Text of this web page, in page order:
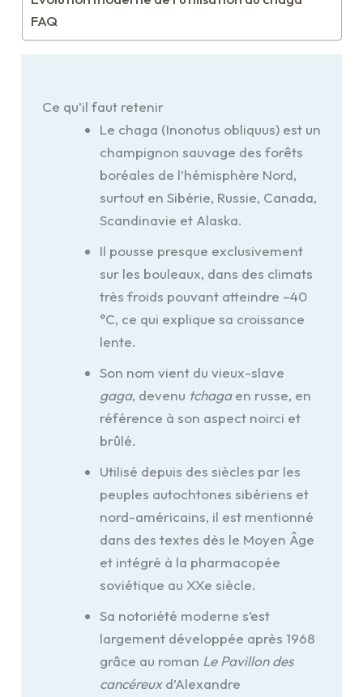
FAQ
Ce qu’il faut retenir
Le chaga (Inonotus obliquus) est un
champignon sauvage des forêts
boréales de l’hémisphère Nord,
surtout en Sibérie, Russie, Canada,
Scandinavie et Alaska.
Il pousse presque exclusivement
sur les bouleaux, dans des climats
très froids pouvant atteindre –40
°C, ce qui explique sa croissance
lente.
Son nom vient du vieux-slave
gaga, devenu tchagaen russe, en
référence à son aspect noirci et
brûlé.
Utilisé depuis des siècles par les
peuples autochtones sibériens et
nord-américains, il est mentionné
dans des textes dès le Moyen Âge
et intégré à la pharmacopée
soviétique au XXe siècle.
Sa notoriété moderne s’est
largement développée après 1968
grâce au roman Le Pavillon des
cancéreuxd’Alexandre